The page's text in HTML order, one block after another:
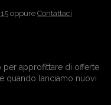
oppure Contattaci
per approfittare di offerte
quando lanciamo nuovi